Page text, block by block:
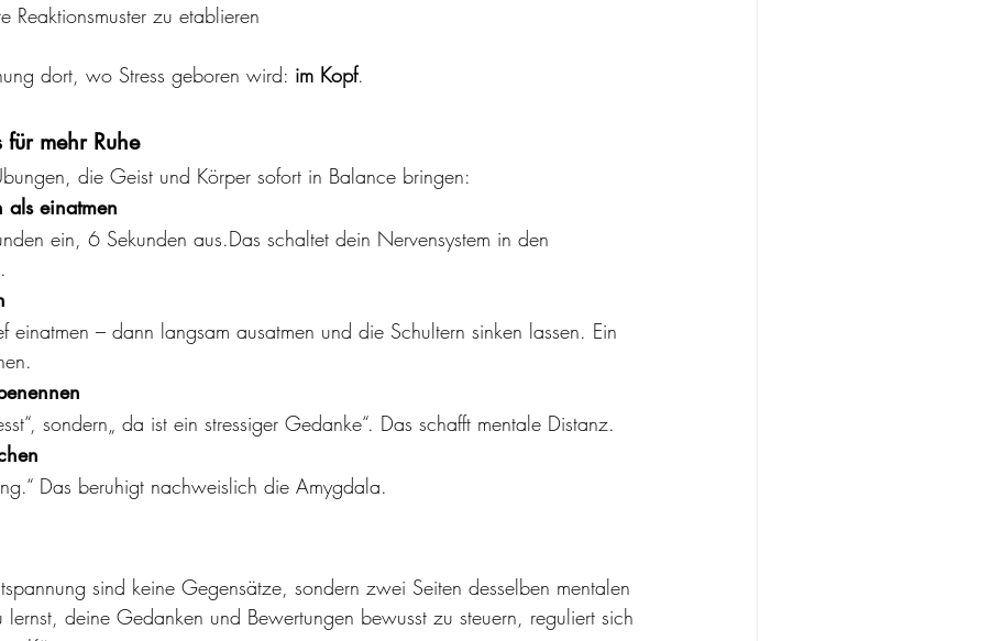
Reaktionsmuster zu etablieren
dort, wo Stress geboren wird: im Kopf.
für mehr Ruhe
die Geist und Körper sofort in Balance bringen:
als einatmen
ein, 6 Sekunden aus.Das schaltet dein Nervensystem in den
einatmen – dann langsam ausatmen und die Schultern sinken lassen. Ein
sondern„ da ist ein stressiger Gedanke“. Das schafft mentale Distanz.
Das beruhigt nachweislich die Amygdala.
sind keine Gegensätze, sondern zwei Seiten desselben mentalen
lernst, deine Gedanken und Bewertungen bewusst zu steuern, reguliert sich